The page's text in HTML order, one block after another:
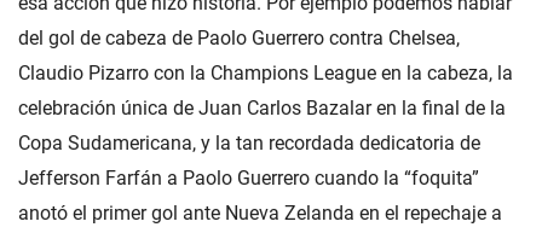
del gol de cabeza de Paolo Guerrero contra Chelsea,
Claudio Pizarro con la Champions League en la cabeza, la
celebración única de Juan Carlos Bazalar en la final de la
Copa Sudamericana, y la tan recordada dedicatoria de
Jefferson Farfán a Paolo Guerrero cuando la “foquita”
anotó el primer gol ante Nueva Zelanda en el repechaje a